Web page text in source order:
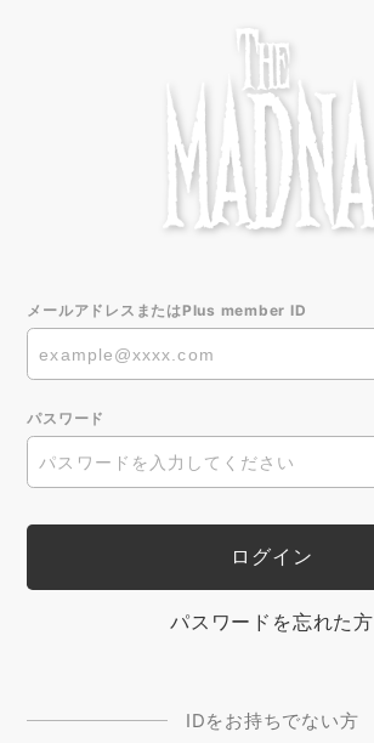
メールアドレスまたはPlus member ID
パスワード
パスワードを忘れた方
IDをお持ちでない方